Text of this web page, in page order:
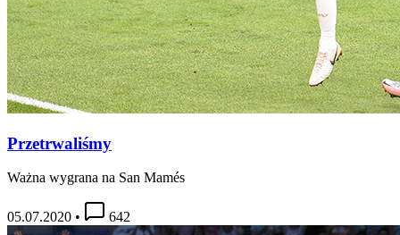
Przetrwaliśmy
Ważna wygrana na San Mamés
05.07.2020 • 642